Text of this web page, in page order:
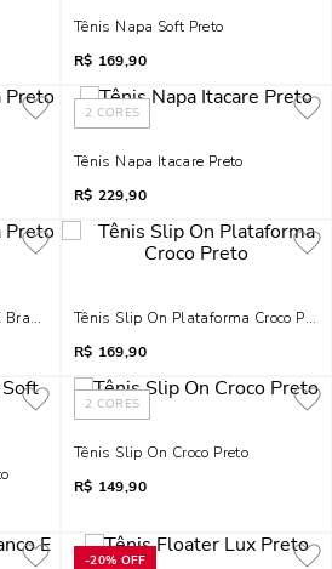
Tênis Napa Soft Preto
R$ 169,90
2 CORES
Tênis Napa Itacare Preto
R$ 229,90
Tênis Slip On Plataforma Croco Preto
R$ 169,90
2 CORES
Tênis Slip On Croco Preto
R$ 149,90
-20% OFF